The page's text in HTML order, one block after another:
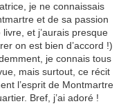
je ne connaissais
et de sa passion
et j’aurais presque
on est bien d’accord !)
je connais tous
mais surtout, ce récit
l’esprit de Montmartre
Bref, j’ai adoré !